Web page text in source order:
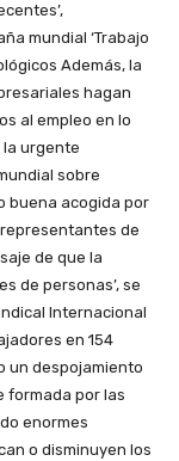
mundial ‘Trabajo
Además, la
hagan
al empleo en lo
la urgente
sobre
buena acogida por
representantes de
de que la
de personas’, se
Internacional
en 154
un despojamiento
formada por las
enormes
o disminuyen los